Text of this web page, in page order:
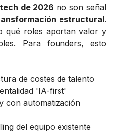
de 2026 no son señal
estructural.
qué roles aportan valor y
Para founders, esto
de costes de talento
'IA-first'
con automatización
del equipo existente